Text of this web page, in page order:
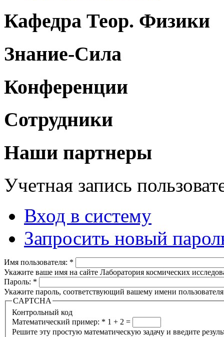
Кафедра Теор. Физики
Знание-Сила
Конференции
Сотрудники
Наши партнеры
Учетная запись
Вход в систему
Запросить новый
Имя пользователя: *
Укажите ваше имя на сайте Лаборатория космических
Пароль: *
Укажите пароль, соответствующий вашему имени
CAPTCHA
Контрольный код
Математический пример: * 1 + 2 =
Решите эту простую математическую задачу и введите